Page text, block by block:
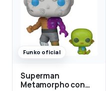
Funko oficial
Superman
Metamorpho con